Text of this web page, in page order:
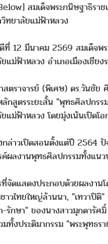
สมเด็จพระกนิษฐาธิรา
ทยาลัยแม่ฟ้าหลวง
12 มีนาคม 2569 สมเด็จพร
แม่ฟ้าหลวง อำเภอเมืองเชี
สตราจารย์ (พิเศษ) ดร.วันชั
ลักสูตรระยะสั้น "พุทธศิลปกร
แม่ฟ้าหลวง โดยมุ่งเน้นเปิดโ
ล่าวเปิดสอนตั้งแต่ปี 2564 ปั
ค์ผลงานพุทธศิลปกรรมทั้งแน
จัดแสดงประกอบด้วยผลงา
าวไทยใหญ่ล้านนา, "เทวาปิ
รักษา" ของนางสาวมุกดารัศ
มทั้งประติมากรรม "พระพุทธ